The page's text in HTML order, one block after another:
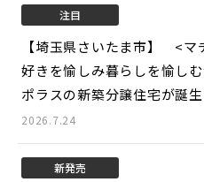
注目
【埼玉県さいたま市】 <マ
好きを愉しみ暮らしを愉し
ポラスの新築分譲住宅が誕
2026.7.24
新発売